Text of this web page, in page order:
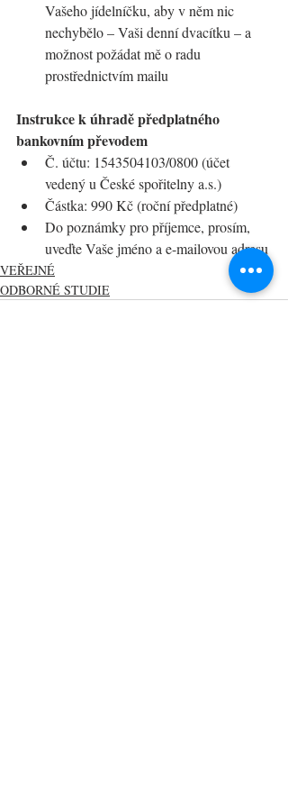
Vašeho jídelníčku, aby v něm nic
nechybělo – Vaši denní dvacítku – a
možnost požádat mě o radu
prostřednictvím mailu
Instrukce k úhradě předplatného
bankovním převodem
Č. účtu: 1543504103/0800 (účet
vedený u České spořitelny a.s.)
Částka: 990 Kč (roční předplatné)
Do poznámky pro příjemce, prosím,
uveďte Vaše jméno a e-mailovou adresu
VEŘEJNÉ
ODBORNÉ STUDIE